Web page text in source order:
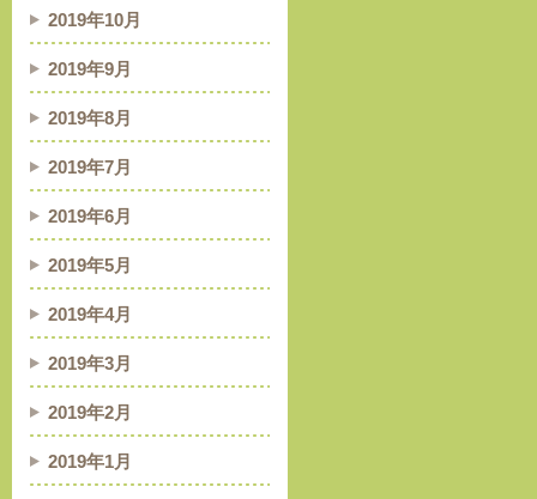
2019年10月
2019年9月
2019年8月
2019年7月
2019年6月
2019年5月
2019年4月
2019年3月
2019年2月
2019年1月